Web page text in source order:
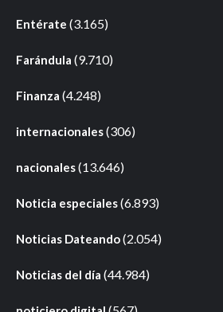
Entérate (3.165)
Farándula (9.710)
Finanza (4.248)
internacionales(306)
nacionales(13.646)
Noticia especiales(6.893)
Noticias Dateando(2.054)
Noticias del día (44.984)